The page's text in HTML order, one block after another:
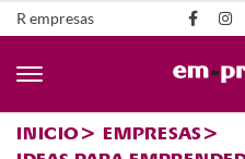
R empresas
INICIO
EMPRESAS